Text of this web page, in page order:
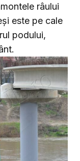
râului
este pe cale
podului,